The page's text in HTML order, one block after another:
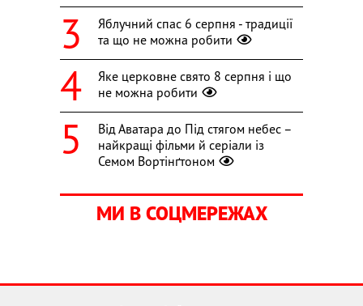
Яблучний спас 6 серпня - традиції
та що не можна робити
Яке церковне свято 8 серпня і що
не можна робити
Від Аватара до Під стягом небес –
найкращі фільми й серіали із
Семом Вортінґтоном
МИ В СОЦМЕРЕЖАХ